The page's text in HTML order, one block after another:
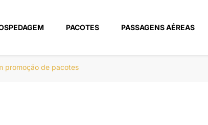
PACOTES PASSAGENS AÉREAS
promoção de pacotes